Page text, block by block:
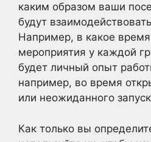
каким образом ваши
будут
Например, в какое
мероприятия у каждой
будет личный опыт
например, во время
или неожиданного
Как только вы